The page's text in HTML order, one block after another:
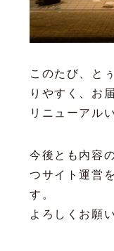
このたび、と
りやすく、お
リニューアル
今後とも内容
つサイト運営
す。
よろしくお願